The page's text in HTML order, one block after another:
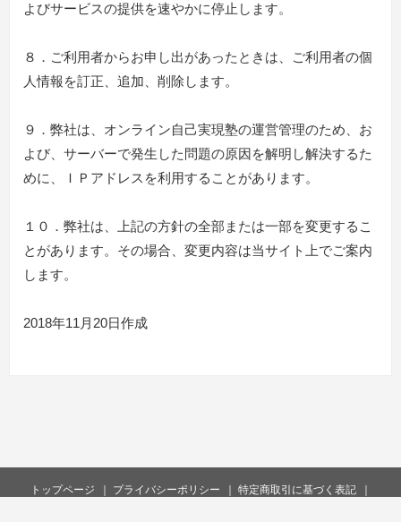
よびサービスの提供を速やかに停止します。
８．ご利用者からお申し出があったときは、ご利用者の個
人情報を訂正、追加、削除します。
９．弊社は、オンライン自己実現塾の運営管理のため、お
よび、サーバーで発生した問題の原因を解明し解決するた
めに、ＩＰアドレスを利用することがあります。
１０．弊社は、上記の方針の全部または一部を変更するこ
とがあります。その場合、変更内容は当サイト上でご案内
します。
2018年11月20日作成
トップページ プライバシーポリシー
特定商取引に基づく表記